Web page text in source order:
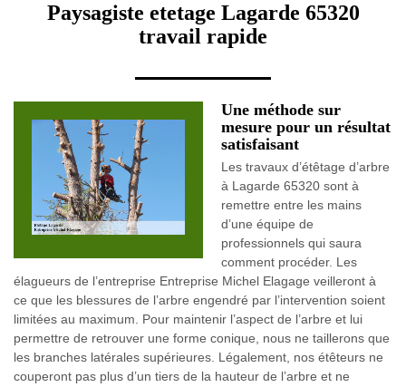
Paysagiste etetage Lagarde 65320
travail rapide
Une méthode sur
mesure pour un résultat
satisfaisant
Les travaux d’étêtage d’arbre
à Lagarde 65320 sont à
remettre entre les mains
d’une équipe de
professionnels qui saura
comment procéder. Les
élagueurs de l’entreprise Entreprise Michel Elagage veilleront à
ce que les blessures de l’arbre engendré par l’intervention soient
limitées au maximum. Pour maintenir l’aspect de l’arbre et lui
permettre de retrouver une forme conique, nous ne taillerons que
les branches latérales supérieures. Légalement, nos étêteurs ne
couperont pas plus d’un tiers de la hauteur de l’arbre et ne